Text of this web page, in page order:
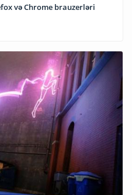
və Chrome brauzerləri